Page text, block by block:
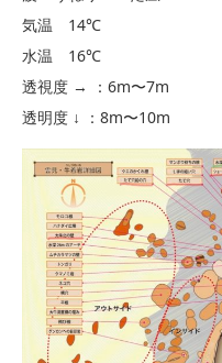
気温 14℃
水温 16℃
透視度 → ：6m〜7m
透明度 ↓ ：8m〜10m